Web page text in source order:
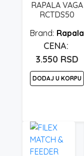
RAPALA VAGA
RCTDS50
Rapala
3.550 RSD
DODAJ U KORPU